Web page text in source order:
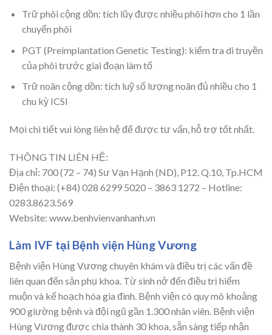
Trữ phôi cộng dồn: tích lũy được nhiều phôi hơn cho 1 lần
chuyển phôi
PGT (Preimplantation Genetic Testing): kiểm tra di truyền
của phôi trước giai đoạn làm tổ
Trữ noãn cộng dồn: tích luỹ số lượng noãn đủ nhiều cho 1
chu kỳ ICSI
Mọi chi tiết vui lòng liên hệ để được tư vấn, hỗ trợ tốt nhất.
THÔNG TIN LIÊN HỆ:
Địa chỉ: 700 (72 – 74) Sư Vạn Hạnh (ND), P12. Q.10, Tp.HCM
Điện thoại: (+84) 028 6299 5020 – 3863 1272 – Hotline:
0283.8623.569
Website: www.benhvienvanhanh.vn
Làm IVF tại Bệnh viện Hùng Vương
Bệnh viện Hùng Vương chuyên khám và điều trị các vấn đề
liên quan đến sản phụ khoa. Từ sinh nở đến điều trị hiếm
muộn và kế hoạch hóa gia đình. Bệnh viện có quy mô khoảng
900 giường bệnh và đội ngũ gần 1.300 nhân viên. Bệnh viện
Hùng Vương được chia thành 30 khoa, sẵn sàng tiếp nhận